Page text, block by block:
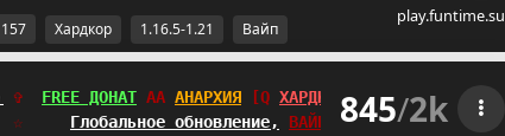
play.funtime.su
157 Хардкор 1.16.5-1.21 Вайп
✞ FREE ДОНАТ _F АНАРХИЯ SS ХАРДКОР
☆ Глобальное обновление, ВАЙП 845/2k